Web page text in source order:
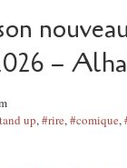
–
up,#rire,#comique,